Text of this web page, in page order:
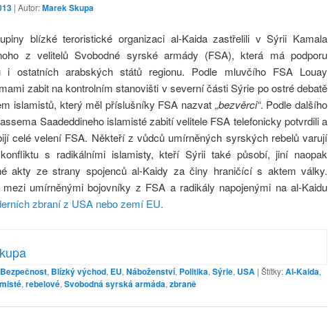
| Autor:Marek Skupa
blízké teroristické organizaci al-Kaida zastřelili v Sýrii Kamala
z velitelů Svobodné syrské armády (FSA), která má podporu
i ostatních arabských států regionu. Podle mluvčího FSA Louay
zabit na kontrolním stanovišti v severní části Sýrie po ostré debatě
islamistů, který měl příslušníky FSA nazvat „bezvěrci“. Podle dalšího
Saadeddineho islamisté zabití velitele FSA telefonicky potvrdili a
celé velení FSA. Někteří z vůdců umírněných syrských rebelů varují
s radikálními islamisty, kteří Sýrii také působí, jiní naopak
akty ze strany spojenců al-Kaidy za činy hraničící s aktem války.
mezi umírněnými bojovníky z FSA a radikály napojenými na al-Kaidu
zbraní z USA nebo zemí EU.
Bezpečnost, Blízký východ, EU, Náboženství, Politika, Sýrie, USA | Štítky:Al-Kaida,
, rebelové, Svobodná syrská armáda, zbraně